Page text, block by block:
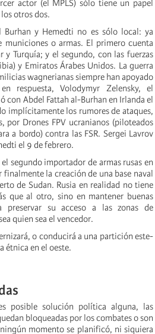
actor (el MPLS) sólo tiene un papel
otros dos.
y Hemedti no es sólo local: ya
o armas. El primero cuenta
y Turquía; y el segundo, con las fuerzas
y Emiratos Árabes Unidos. La guerra
wagnerianas siempre han apoyado
respuesta, Volodymyr Zelensky, el
con Abdel Fattah al-Burhan en Irlanda el
implícitamente los rumores de ataques,
por Drones FPV ucranianos (piloteados
a bordo) contra las FSR. Sergei Lavrov
el 9 de febrero.
segundo importador de armas rusas en
la creación de una base naval
de Sudan. Rusia en realidad no tiene
que al otro, sino en mantener buenas
preservar su acceso a las zonas de
quien sea el vencedor.
o conducirá a una partición este-
étnica en el oeste.
posible solución política alguna, las
bloqueadas por los combates o son
momento se planificó, ni siquiera